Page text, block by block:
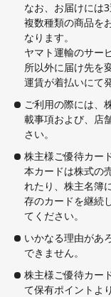
なお、お届けには
複数種類の商品を
なります。
ヤマト運輸のサー
所以外に届け先を
運賃が着払いにて
ご利用の際には、
載事項および、店
さい。
株主様ご優待カー
本カードは株式の
れたり、株主名簿
存のカードを継続
てください。
いかなる理由があ
できません。
株主様ご優待カー
て保有ポイントよ